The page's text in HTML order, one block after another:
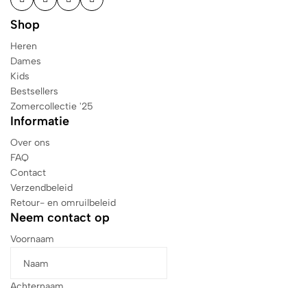
Shop
Heren
Dames
Kids
Bestsellers
Zomercollectie '25
Informatie
Over ons
FAQ
Contact
Verzendbeleid
Retour- en omruilbeleid
Neem contact op
Voornaam